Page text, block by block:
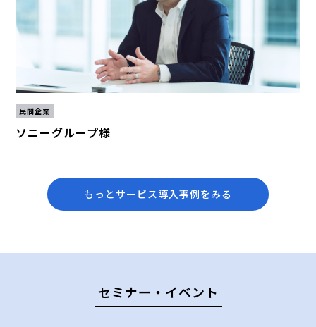
民間企業
ソニーグループ様
もっとサービス導入事例をみる
セミナー・イベント